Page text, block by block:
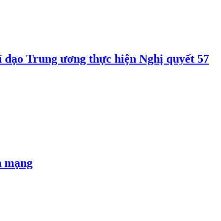
Trung ương thực hiện Nghị quyết 57
mạng